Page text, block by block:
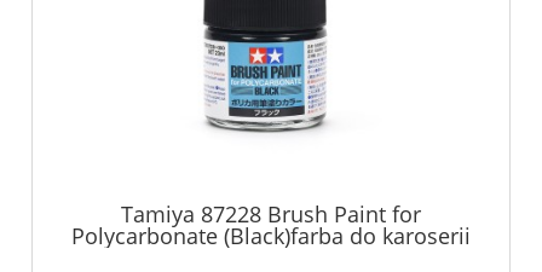
Tamiya 87228 Brush Paint for
Polycarbonate (Black)farba do karoserii